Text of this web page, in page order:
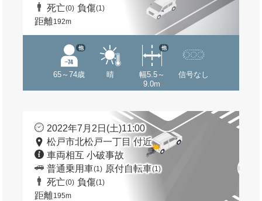
死亡(0) 負傷(1)
距離192m
65～74歳
他
晴
幅5.5～
9.0m
他
信号なし
2022年7月2日(土)11:00
松戸市北松戸一丁目 付近
車両相互 小破事故
普通乗用車(1) 原付自転車(1)
死亡(0) 負傷(1)
距離195m